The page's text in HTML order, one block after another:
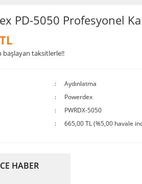
PD-5050 Profesyonel
başlayan taksitlerle!!
Aydınlatma
Powerdex
PWRDX-5050
665,00 TL (%5,00 havale
HABER